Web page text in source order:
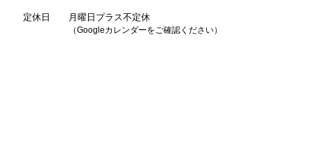
定休日 月曜日プラス不定休
（Googleカレンダーをご確認ください）